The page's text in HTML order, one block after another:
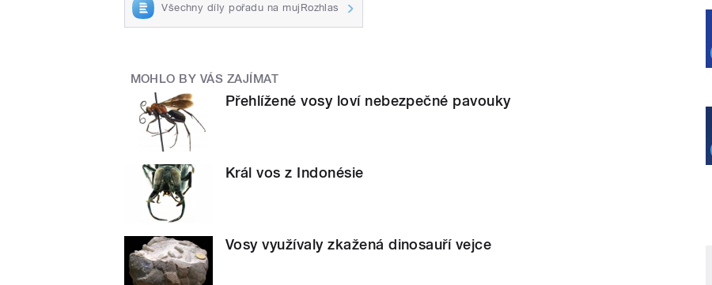
Všechny díly pořadu na mujRozhlas
MOHLO BY VÁS ZAJÍMAT
Přehlížené vosy loví nebezpečné pavouky
Král vos z Indonésie
Vosy využívaly zkažená dinosauří vejce